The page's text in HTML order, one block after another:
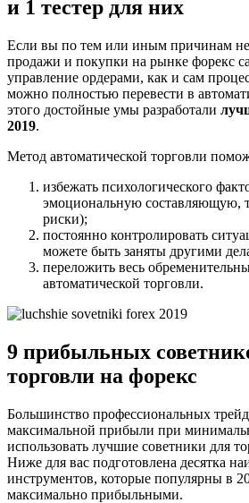
и 1 тестер для них
Если вы по тем или иным причинам не
продажи и покупки на рынке форекс
управление ордерами, как и сам
можно полностью перевести в
этого достойные умы разработали
2019.
Метод автоматической торговли
избежать психологического
эмоциональную составляющую,
риски);
постоянно контролировать
можете быть заняты другими
переложить весь
автоматической торговли.
9 прибыльных
торговли на форекс
Большинство профессиональных
максимальной прибыли при
использовать лучшие советники для
Ниже для вас подготовлена десятка
инструментов, которые популярны в
максимально прибыльными.